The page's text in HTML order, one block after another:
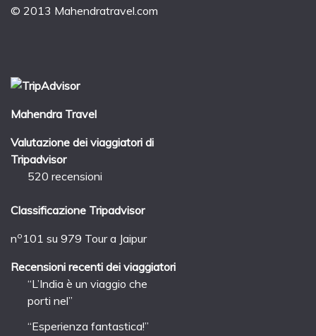
© 2013 Mahendratravel.com
Mahendra Travel
Valutazione dei viaggiatori di
Tripadvisor
520 recensioni
Classificazione Tripadvisor
no 101 su 979 Tour a Jaipur
Recensioni recenti dei viaggiatori
“L’India è un viaggio che
porti nel”
“Esperienza fantastica!”